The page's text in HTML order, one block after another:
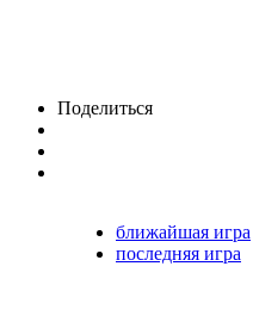
Поделиться
ближайшая игра
последняя игра